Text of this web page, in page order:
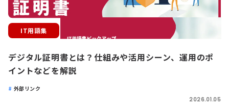
IT用語集
デジタル証明書とは？仕組みや活用シーン、運用のポ
イントなどを解説
外部リンク
2026.01.05